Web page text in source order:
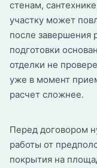
стенам,
участку может
после завершения
подготовки
отделки не
уже в момент
расчет сложнее.
Перед договором
работы от
покрытия на